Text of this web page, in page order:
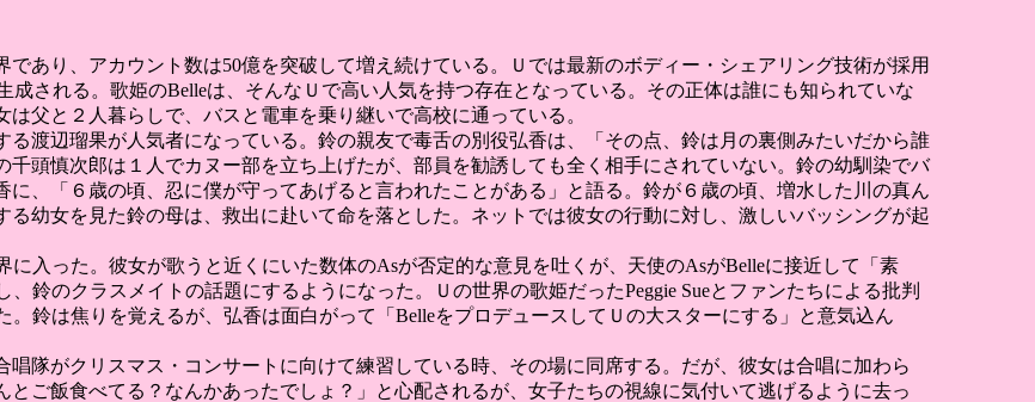
あり、アカウント数は50億を突破して増え続けている。Ｕでは最新のボディー・シェアリング技術が採用
成される。歌姫のBelleは、そんなＵで高い人気を持つ存在となっている。その正体は誰にも知られていな
父と２人暮らしで、バスと電車を乗り継いで高校に通っている。
渡辺瑠果が人気者になっている。鈴の親友で毒舌の別役弘香は、「その点、鈴は月の裏側みたいだから誰
頭慎次郎は１人でカヌー部を立ち上げたが、部員を勧誘しても全く相手にされていない。鈴の幼馴染でバ
、「６歳の頃、忍に僕が守ってあげると言われたことがある」と語る。鈴が６歳の頃、増水した川の真ん
幼女を見た鈴の母は、救出に赴いて命を落とした。ネットでは彼女の行動に対し、激しいバッシングが起
入った。彼女が歌うと近くにいた数体のAsが否定的な意見を吐くが、天使のAsがBelleに接近して「素
鈴のクラスメイトの話題にするようになった。Ｕの世界の歌姫だったPeggie Sueとファンたちによる批判
鈴は焦りを覚えるが、弘香は面白がって「BelleをプロデュースしてＵの大スターにする」と意気込ん
隊がクリスマス・コンサートに向けて練習している時、その場に同席する。だが、彼女は合唱に加わら
ご飯食べてる？なんかあったでしょ？」と心配されるが、女子たちの視線に気付いて逃げるように去っ